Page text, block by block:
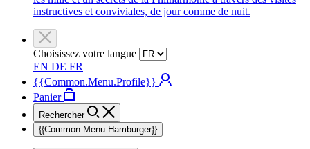
instructives et conviviales, de jour comme de nuit.
Choisissez votre langue
EN DE FR
{{Common.Menu.Profile}}
Panier
Rechercher
{{Common.Menu.Hamburger}}